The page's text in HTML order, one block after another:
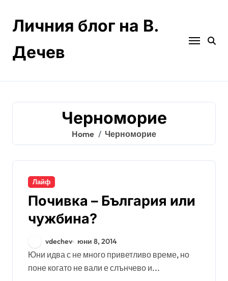
contentЛичния блог на В.
Дечев
Черноморие
Home Черноморие
Лайф
Почивка – България или
чужбина?
vdechev юни 8, 2014
Юни идва с не много приветливо време, но
поне когато не вали е слънчево и...